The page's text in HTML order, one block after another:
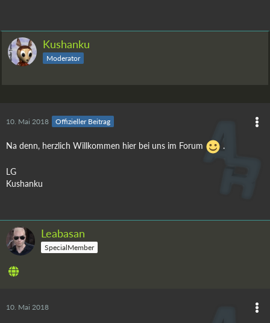
Kushanku
Moderator
10. Mai 2018 Offizieller Beitrag
Na denn, herzlich Willkommen hier bei uns im Forum .
LG
Kushanku
Leabasan
SpecialMember
10. Mai 2018